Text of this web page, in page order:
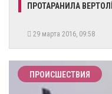
ПРОТАРАНИЛА
29 марта 2016, 09:58
ПРОИСШЕСТВИЯ